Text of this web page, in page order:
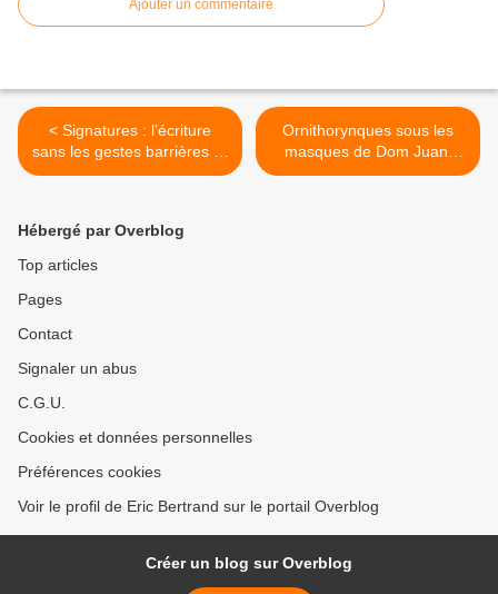
Ajouter un commentaire
< Signatures : l’écriture
sans les gestes barrières (à
tous mes amis écrivains et
Ornithorynques sous les
masques de Dom Juan,
Cyrano et Scapin >
Hébergé par Overblog
Top articles
Pages
Contact
Signaler un abus
C.G.U.
Cookies et données personnelles
Préférences cookies
Voir le profil de Eric Bertrand sur le portail Overblog
Créer un blog sur Overblog